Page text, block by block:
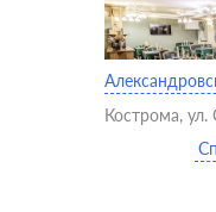
Кострома, ул.